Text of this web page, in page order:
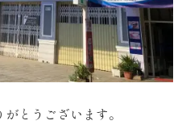
とうございます。